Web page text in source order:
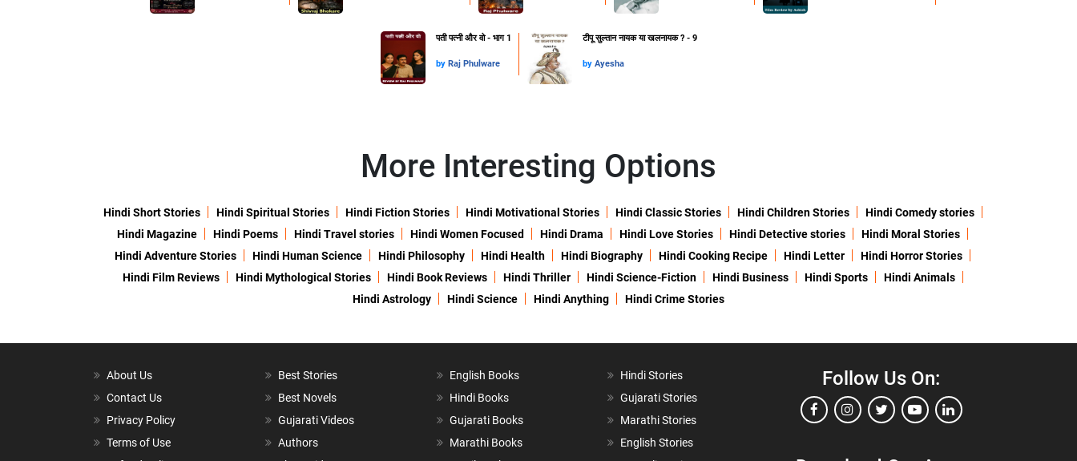
पती पत्नी और वो - भाग 1
by Raj Phulware
टीपू सुल्तान नायक या खलनायक ? - 9
by Ayesha
More Interesting Options
Hindi Short Stories Hindi Spiritual Stories Hindi Fiction Stories Hindi Motivational Stories Hindi Classic Stories Hindi Children Stories
Hindi Comedy stories
Hindi Magazine
Hindi Poems Hindi Travel stories Hindi Women Focused Hindi Drama Hindi Love Stories Hindi Detective stories
Hindi Moral Stories
Hindi Adventure Stories
Hindi Human Science Hindi Philosophy Hindi Health Hindi Biography Hindi Cooking Recipe Hindi Letter
Hindi Horror Stories
Hindi Film Reviews
Hindi Mythological Stories Hindi Book Reviews Hindi Thriller Hindi Science-Fiction Hindi Business Hindi Sports
Hindi Animals
Hindi Astrology
Hindi Science Hindi Anything Hindi Crime Stories
About Us
Contact Us
Privacy Policy
Terms of Use
Best Stories
Best Novels
Gujarati Videos
Authors
English Books
Hindi Books
Gujarati Books
Marathi Books
Hindi Stories
Gujarati Stories
Marathi Stories
English Stories
Follow Us On: